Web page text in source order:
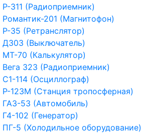
Р-311 (Радиоприемник)
Романтик-201 (Магнитофон)
Р-35 (Ретранслятор)
Д303 (Выключатель)
МТ-70 (Калькулятор)
Вега 323 (Радиоприемник)
С1-114 (Осциллограф)
Р-123М (Станция тропосферная)
ГАЗ-53 (Автомобиль)
Г4-102 (Генератор)
ПГ-5 (Холодильное оборудование)